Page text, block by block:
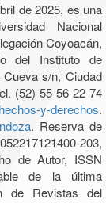
de 2025, es una
Nacional
Coyoacán,
del Instituto de
s/n, Ciudad
(52) 55 56 22 74
y-derechos.
. Reserva de
203,
de Autor, ISSN
de la última
de Revistas del